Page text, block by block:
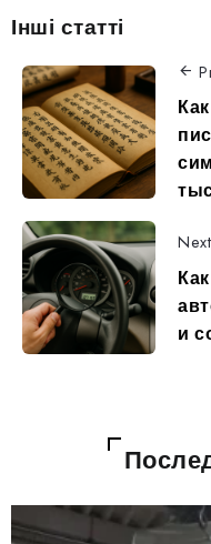
Інші статті
Next
и